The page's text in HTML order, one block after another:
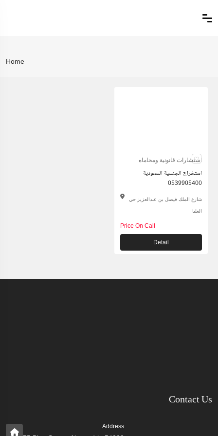
Home
استشارات قانونية ومحاماه
استخراج الجنسية السعودية
0539905400
شارع الملك فيصل بن عبدالعزيز حي
العليا
Price On Call
Detail
Contact Us
Address